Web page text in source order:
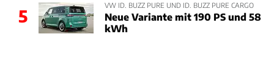
5
VW ID. BUZZ PURE UND ID. BUZZ PURE CARGO
Neue Variante mit 190 PS und 58
kWh